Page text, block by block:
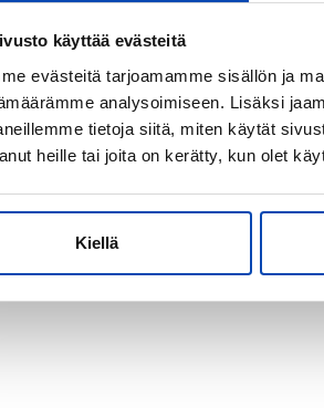
käyttää evästeitä
evästeitä tarjoamamme sisällön ja
analysoimiseen. Lisäksi
tietoja siitä, miten käytät
heille tai joita on kerätty, kun olet
Kiellä
sopii myös esimerkiksi sijoitus-